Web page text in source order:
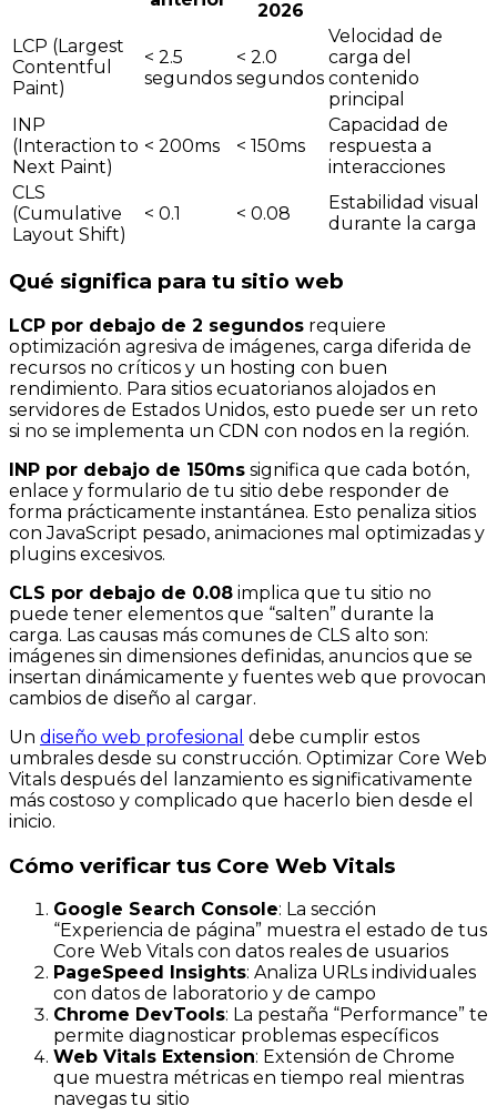
2026
LCP (Largest
Contentful
Paint)
< 2.5
segundos
< 2.0
segundos
Velocidad de
carga del
contenido
principal
INP
(Interaction to
Next Paint)
< 200ms < 150ms
Capacidad de
respuesta a
interacciones
CLS
(Cumulative
Layout Shift)
< 0.1 < 0.08
Estabilidad visual
durante la carga
Qué significa para tu sitio web
LCP por debajo de 2 segundos requiere
optimización agresiva de imágenes, carga diferida de
recursos no críticos y un hosting con buen
rendimiento. Para sitios ecuatorianos alojados en
servidores de Estados Unidos, esto puede ser un reto
si no se implementa un CDN con nodos en la región.
INP por debajo de 150ms significa que cada botón,
enlace y formulario de tu sitio debe responder de
forma prácticamente instantánea. Esto penaliza sitios
con JavaScript pesado, animaciones mal optimizadas y
plugins excesivos.
CLS por debajo de 0.08 implica que tu sitio no
puede tener elementos que “salten” durante la
carga. Las causas más comunes de CLS alto son:
imágenes sin dimensiones definidas, anuncios que se
insertan dinámicamente y fuentes web que provocan
cambios de diseño al cargar.
Un diseño web profesional debe cumplir estos
umbrales desde su construcción. Optimizar Core Web
Vitals después del lanzamiento es significativamente
más costoso y complicado que hacerlo bien desde el
inicio.
Cómo verificar tus Core Web Vitals
Google Search Console: La sección
“Experiencia de página” muestra el estado de tus
Core Web Vitals con datos reales de usuarios
PageSpeed Insights: Analiza URLs individuales
con datos de laboratorio y de campo
Chrome DevTools: La pestaña “Performance” te
permite diagnosticar problemas específicos
Web Vitals Extension: Extensión de Chrome
que muestra métricas en tiempo real mientras
navegas tu sitio